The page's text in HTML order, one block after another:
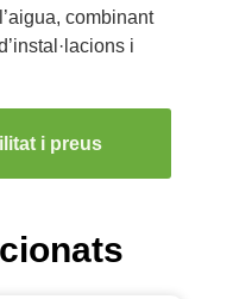
combinant
i
i preus